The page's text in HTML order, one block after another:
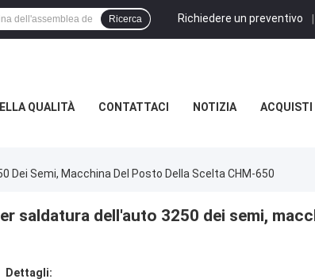
Richiedere un preventivo |
Ricerca
QUALITÀ CONTATTACI NOTIZIA ACQUISTI
Dei Semi, Macchina Del Posto Della Scelta CHM-650
saldatura dell'auto 3250 dei semi,
Dettagli: